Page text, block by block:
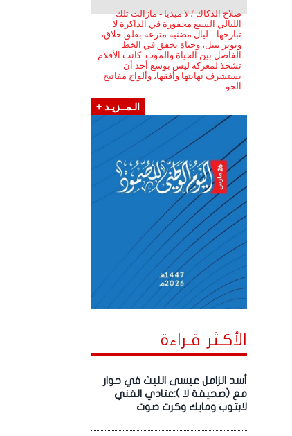
صلاح الدكاك / لا ميديا - مازالت تلك
الليالي السبع محفورة في الذاكرة لا
تبارحها... ليال مضنية مترعة بقلق خلاق،
وتوتر نبيل، وحياة تخفق في الخط
الفاصل بين الحياة والموت. كانت الأقلام
تشحذ لمعركة ليس بوسع أحد أن
يستشرف نهايتها وأفقها، وألواح مفاتيح
الحو ...
الـمــزيـد +
الأكـثر قـراءة
أسد الزامل عيسى الليث في حوار
مع (صحيفة لا ):عتادي الفني
لابتوب ومايك وكرت صوت